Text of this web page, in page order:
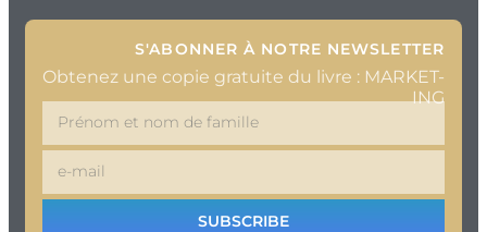
S'ABONNER À NOTRE NEWSLETTER
Obtenez une copie gratuite du livre : MARKET-
ING
SUBSCRIBE